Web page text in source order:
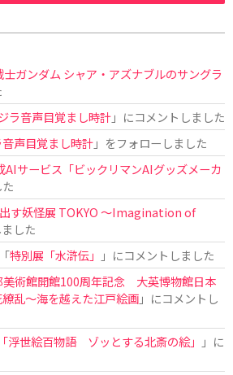
士ガンダム シャア・アズナブルのサングラ
ラ音声目覚まし時計」にコメントしました
声目覚まし時計」をフォローしました
AIサービス「ビックリマンAIグッズメーカ
す妖怪展 TOKYO 〜Imagination of
した
特別展「水滸伝」
」にコメントしました
美術館開館100周年記念 大英博物館日本
乱～海を越えた江戸絵画」にコメントし
浮世絵百物語 ゾッとする北斎の絵」
」に